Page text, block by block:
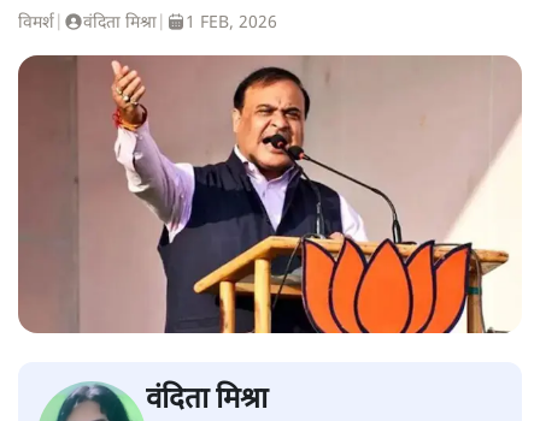
विमर्श वंदिता मिश्रा 1 FEB, 2026
वंदिता मिश्रा